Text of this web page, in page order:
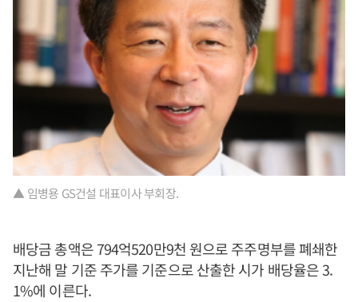
▲ 임병용 GS건설 대표이사 부회장.
배당금 총액은 794억520만9천 원으로 주주명부를 폐쇄한
지난해 말 기준 주가를 기준으로 산출한 시가 배당율은 3.
1%에 이른다.